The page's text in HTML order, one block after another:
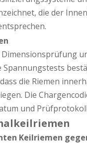
die der
Spannungstests
die Riemen
Die
und
Keilriemen